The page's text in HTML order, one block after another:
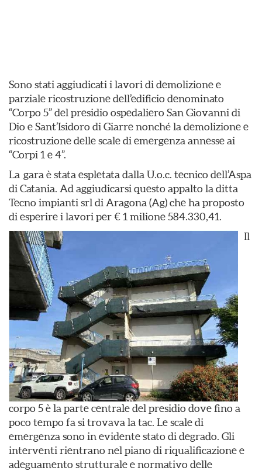
Sono stati aggiudicati i lavori di demolizione e
parziale ricostruzione dell’edificio denominato
“Corpo 5” del presidio ospedaliero San Giovanni di
Dio e Sant’Isidoro di Giarre nonché la demolizione e
ricostruzione delle scale di emergenza annesse ai
“Corpi 1 e 4”.
La gara è stata espletata dalla U.o.c. tecnico dell’Aspa
di Catania. Ad aggiudicarsi questo appalto la ditta
Tecno impianti srl di Aragona (Ag) che ha proposto
di esperire i lavori per € 1 milione 584.330,41.
Il
corpo 5 è la parte centrale del presidio dove fino a
poco tempo fa si trovava la tac. Le scale di
emergenza sono in evidente stato di degrado. Gli
interventi rientrano nel piano di riqualificazione e
adeguamento strutturale e normativo delle